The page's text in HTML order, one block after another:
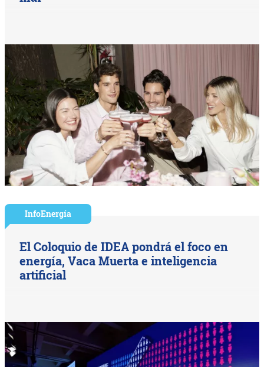
InfoEnergía
El Coloquio de IDEA pondrá el foco en
energía, Vaca Muerta e inteligencia
artificial